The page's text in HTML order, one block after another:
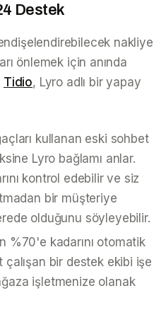
Destek
nakliye
önlemek için anında
Tidio, Lyro adlı bir yapay
kullanan eski sohbet
Lyro bağlamı anlar.
kontrol edebilir ve siz
bir müşteriye
olduğunu söyleyebilir.
%70'e kadarını otomatik
bir destek ekibi işe
işletmenize olanak